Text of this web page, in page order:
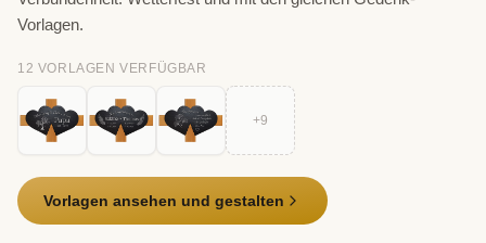
Vorlagen.
12 VORLAGE N VERFÜGBAR
+9
Vorlagen ansehen und gestalten